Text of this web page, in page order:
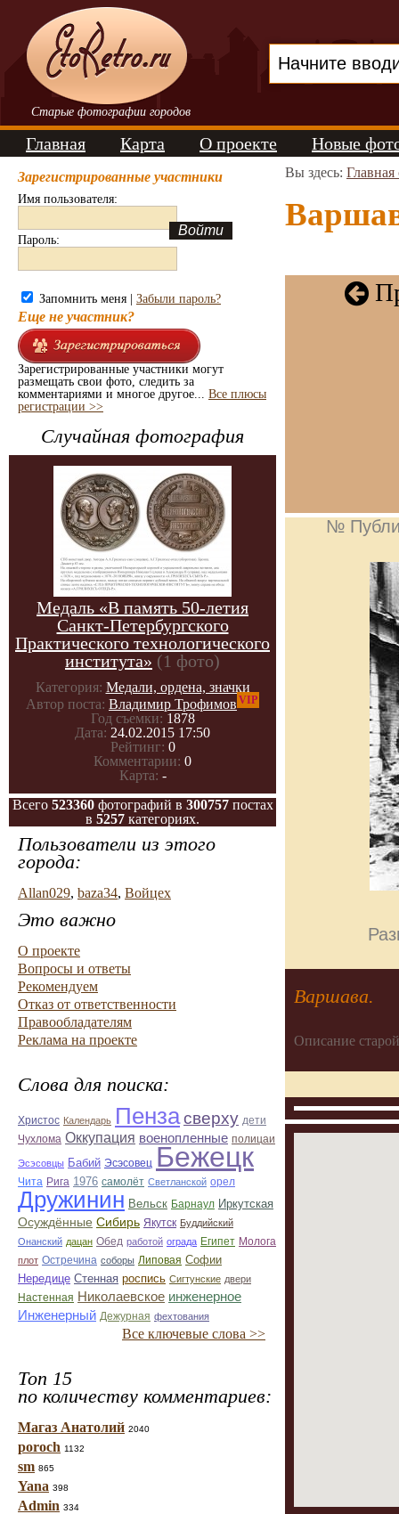
Старые фотографии городов
Главная Карта О проекте Новые
Зарегистрированные участники
Имя пользователя:
Пароль:
Запомнить меня | Забыли пароль?
Еще не участник?
Зарегистрированные участники могут
размещать свои фото, следить за
комментариями и многое другое... Все плюсы
регистрации >>
Случайная фотография
Медаль «В память 50-летия
Санкт-Петербургского
Практического технологического
института» (1 фото)
Категория: Медали, ордена, значки
Автор поста: Владимир Трофимов VIP
Год съемки: 1878
Дата: 24.02.2015 17:50
Рейтинг: 0
Комментарии: 0
Карта: -
Всего 523360фотографий в 300757постах
в 5257 категориях.
Пользователи из этого
города:
Allan029, baza34, Войцех
Это важно
О проекте
Вопросы и ответы
Рекомендуем
Отказ от ответственности
Правообладателям
Реклама на проекте
Слова для поиска:
Христос Календарь Пензасверху дети
Чухлома Оккупация военопленные полицаи
Эсэсовцы Бабий Эсэсовец Бежецк
Чита Рига 1976 самолёт Светланской орел
Дружинин Вельск Барнаул Иркутская
Осуждённые Сибирь Якутск Буддийский
Онанский дацан Обед работой ограда Египет Молога
плот Остречина соборы Липовая Софии
Нередице Стенная роспись Сигтунские двери
Настенная Николаевское инженерное
Инженерный Дежурная фехтования
Все ключевые слова >>
Топ 15
по количеству комментариев:
Магаз Анатолий 2040
poroch 1132
sm 865
Yana 398
Admin 334
Вы здесь: Главная
№
Варшава.
Описание